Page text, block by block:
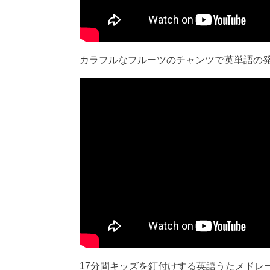
カラフルなフルーツのチャンツで英単語の
17分間キッズを釘付けする英語うたメドレ